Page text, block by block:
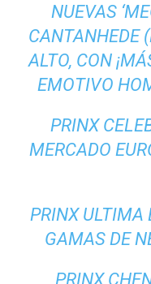
NUEVAS
CANTANHEDE
ALTO, CON
EMOTIVO
PRINX
MERCADO
PRINX ULTIMA
GAMAS DE
PRINX